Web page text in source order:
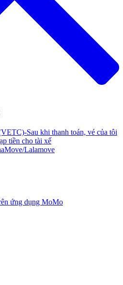
-Sau khi thanh toán, vé của tôi
tiền cho tài xế
Lalamove
ứng dụng MoMo